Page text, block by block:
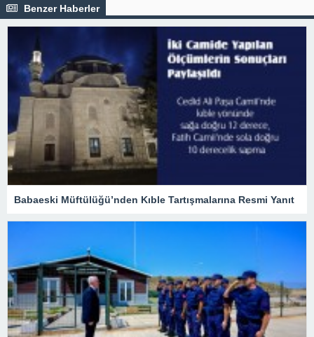
Benzer Haberler
Babaeski Müftülüğü’nden Kıble Tartışmalarına Resmi Yanıt